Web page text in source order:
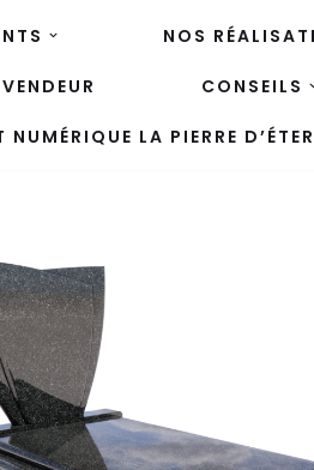
NOS
CONSEILS
NUMÉRIQUE LA PIERRE